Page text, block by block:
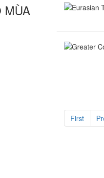
First
MÙA